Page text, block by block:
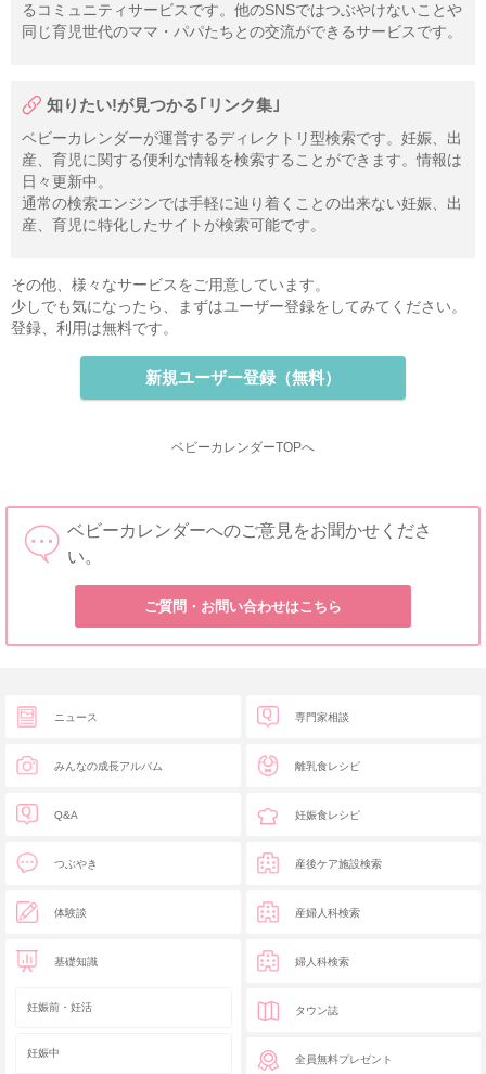
るコミュニティサービスです。他のSNSではつぶやけないことや
同じ育児世代のママ・パパたちとの交流ができるサービスです。
知りたい!が見つかる｢リンク集｣
ベビーカレンダーが運営するディレクトリ型検索です。妊娠、出
産、育児に関する便利な情報を検索することができます。情報は
日々更新中。
通常の検索エンジンでは手軽に辿り着くことの出来ない妊娠、出
産、育児に特化したサイトが検索可能です。
その他、様々なサービスをご用意しています。
少しでも気になったら、まずはユーザー登録をしてみてください。
登録、利用は無料です。
新規ユーザー登録（無料）
ベビーカレンダーTOPへ
ベビーカレンダーへのご意見をお聞かせくださ
い。
ご質問・お問い合わせはこちら
ニュース
みんなの成長アルバム
Q&A
つぶやき
体験談
基礎知識
妊娠前・妊活
妊娠中
専門家相談
離乳食レシピ
妊娠食レシピ
産後ケア施設検索
産婦人科検索
婦人科検索
タウン誌
全員無料プレゼント